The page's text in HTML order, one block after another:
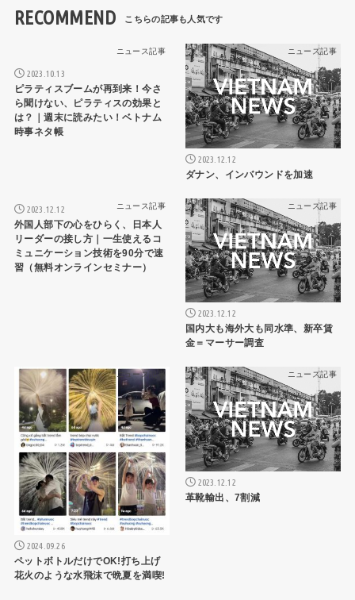
RECOMMEND
ニュース記事
2023.10.13
ピラティスブームが再到来！今さ
ら聞けない、ピラティスの効果と
は？｜週末に読みたい！ベトナム
時事ネタ帳
ニュース記事
2023.12.12
ダナン、インバウンドを加速
ニュース記事
2023.12.12
外国人部下の心をひらく、日本人
リーダーの接し方｜一生使えるコ
ミュニケーション技術を90分で速
習（無料オンラインセミナー）
ニュース記事
2023.12.12
国内大も海外大も同水準、新卒賃
金＝マーサー調査
ニュース記事
2024.09.26
ペットボトルだけでOK!打ち上げ
花火のような水飛沫で晩夏を満喫!
ニュース記事
2023.12.12
革靴輸出、7割減